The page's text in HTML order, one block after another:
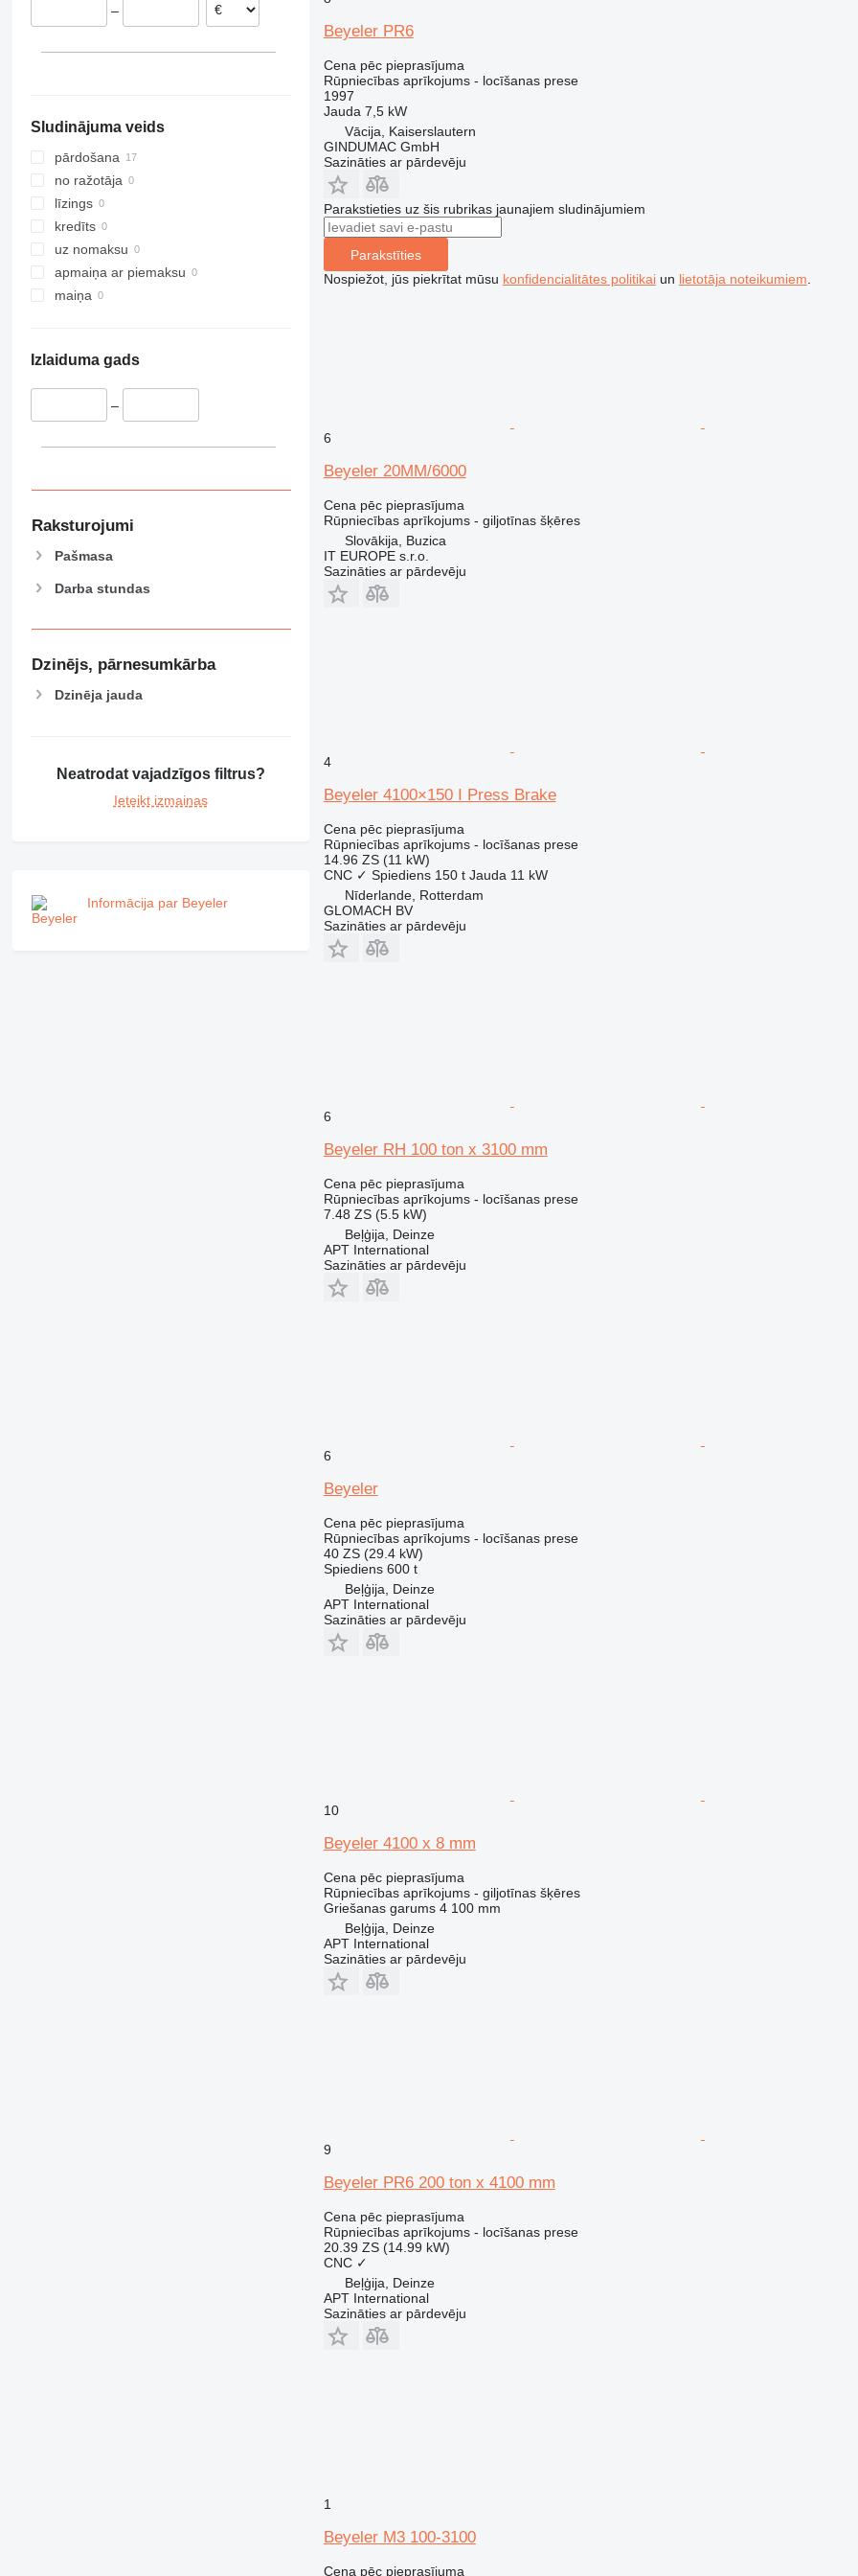
Slovākija
–
Sludinājuma veids
pārdošana
no ražotāja
līzings
kredīts
uz nomaksu
apmaiņa ar piemaksu
maiņa
Izlaiduma gads
–
Raksturojumi
Pašmasa
Darba stundas
Dzinējs, pārnesumkārba
Dzinēja jauda
Neatrodat vajadzīgos filtrus?
Ieteikt izmaiņas
Informācija par Beyeler
Beyeler PR6
Cena pēc pieprasījuma
Rūpniecības aprīkojums - locīšanas prese
1997
Jauda 7,5 kW
Vācija, Kaiserslautern
GINDUMAC GmbH
Sazināties ar pārdevēju
Parakstieties uz šis rubrikas jaunajiem sludinājumiem
Parakstīties
Nospiežot, jūs piekrītat mūsu konfidencialitātes politikaiun lietotāja noteikumiem
6
Beyeler 20MM/6000
Cena pēc pieprasījuma
Rūpniecības aprīkojums - giljotīnas šķēres
Slovākija, Buzica
IT EUROPE s.r.o.
Sazināties ar pārdevēju
4
Beyeler 4100×150 I Press Brake
Cena pēc pieprasījuma
Rūpniecības aprīkojums - locīšanas prese
14.96 ZS (11 kW)
CNC ✓ Spiediens 150 t Jauda 11 kW
Nīderlande, Rotterdam
GLOMACH BV
Sazināties ar pārdevēju
6
Beyeler RH 100 ton x 3100 mm
Cena pēc pieprasījuma
Rūpniecības aprīkojums - locīšanas prese
7.48 ZS (5.5 kW)
Beļģija, Deinze
APT International
Sazināties ar pārdevēju
6
Beyeler
Cena pēc pieprasījuma
Rūpniecības aprīkojums - locīšanas prese
40 ZS (29.4 kW)
Spiediens 600 t
Beļģija, Deinze
APT International
Sazināties ar pārdevēju
10
Beyeler 4100 x 8 mm
Cena pēc pieprasījuma
Rūpniecības aprīkojums - giljotīnas šķēres
Griešanas garums 4 100 mm
Beļģija, Deinze
APT International
Sazināties ar pārdevēju
9
Beyeler PR6 200 ton x 4100 mm
Cena pēc pieprasījuma
Rūpniecības aprīkojums - locīšanas prese
20.39 ZS (14.99 kW)
CNC ✓
Beļģija, Deinze
APT International
Sazināties ar pārdevēju
1
Beyeler M3 100-3100
Cena pēc pieprasījuma